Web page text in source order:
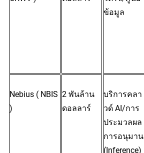
ข้อมูล
Nebius ( NBIS
)
2 พันล้าน
ดอลลาร์
บริการคลา
วด์ AI/การ
ประมวลผล
การอนุมาน
(Inference)